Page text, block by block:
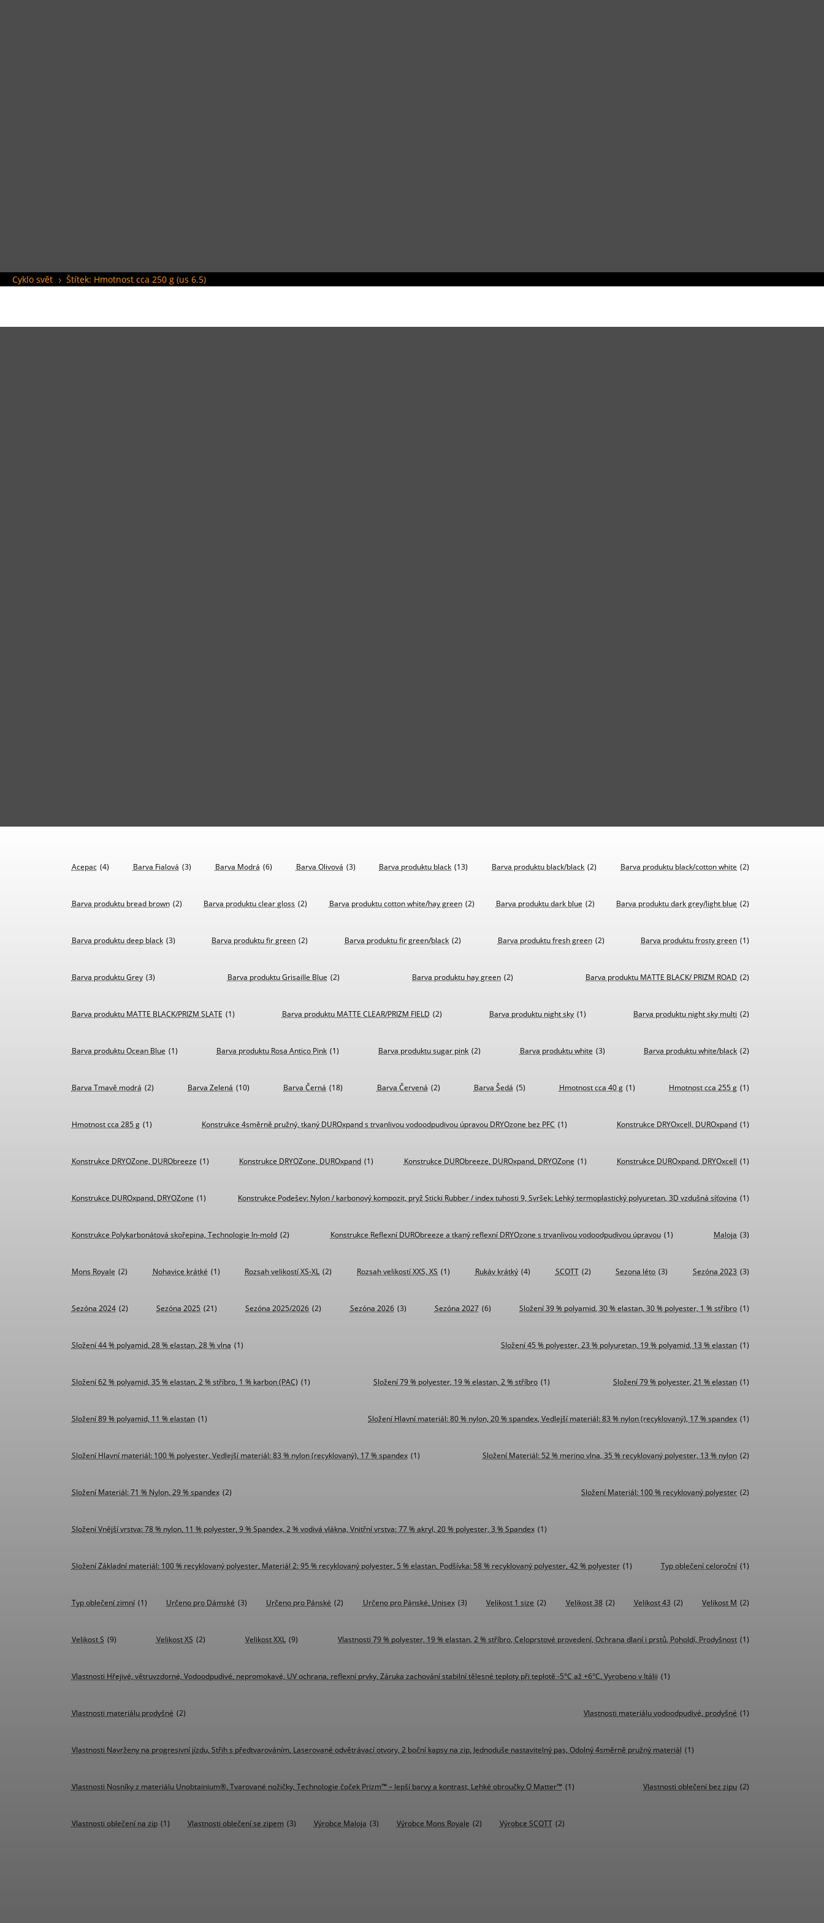
Cyklo svět 5 Štítek: Hmotnost cca 250 g (us 6.5)
Acepac (4) Barva Fialová (3) Barva Modrá (6) Barva Olivová (3) Barva produktu black (13) Barva produktu black/black (2) Barva produktu black/cotton white (2)
Barva produktu bread brown (2) Barva produktu clear gloss (2) Barva produktu cotton white/hay green (2) Barva produktu dark blue (2) Barva produktu dark grey/light blue (2)
Barva produktu deep black (3) Barva produktu fir green (2) Barva produktu fir green/black (2) Barva produktu fresh green (2) Barva produktu frosty green (1)
Barva produktu Grey (3) Barva produktu Grisaille Blue (2) Barva produktu hay green (2) Barva produktu MATTE BLACK/ PRIZM ROAD (2)
Barva produktu MATTE BLACK/PRIZM SLATE (1) Barva produktu MATTE CLEAR/PRIZM FIELD (2) Barva produktu night sky (1) Barva produktu night sky multi (2)
Barva produktu Ocean Blue (1) Barva produktu Rosa Antico Pink (1) Barva produktu sugar pink (2) Barva produktu white (3) Barva produktu white/black (2)
Barva Tmavě modrá (2) Barva Zelená (10) Barva Černá (18) Barva Červená (2) Barva Šedá (5) Hmotnost cca 40 g (1) Hmotnost cca 255 g (1)
Hmotnost cca 285 g (1) Konstrukce 4směrně pružný, tkaný DUROxpand s trvanlivou vodoodpudivou úpravou DRYOzone bez PFC (1) Konstrukce DRYOxcell, DUROxpand (1)
Konstrukce DRYOZone, DURObreeze (1) Konstrukce DRYOZone, DUROxpand (1) Konstrukce DURObreeze, DUROxpand, DRYOZone (1) Konstrukce DUROxpand, DRYOxcell (1)
Konstrukce DUROxpand, DRYOZone (1) Konstrukce Podešev: Nylon / karbonový kompozit, pryž Sticki Rubber / index tuhosti 9, Svršek: Lehký termoplastický polyuretan, 3D vzdušná síťovina (1)
Konstrukce Polykarbonátová skořepina, Technologie In-mold (2) Konstrukce Reflexní DURObreeze a tkaný reflexní DRYOzone s trvanlivou vodoodpudivou úpravou (1) Maloja (3)
Mons Royale (2) Nohavice krátké (1) Rozsah velikostí XS-XL (2) Rozsah velikostí XXS, XS (1) Rukáv krátký (4) SCOTT (2) Sezona léto (3) Sezóna 2023 (3)
Sezóna 2024 (2) Sezóna 2025 (21) Sezóna 2025/2026 (2) Sezóna 2026 (3) Sezóna 2027 (6) Složení 39 % polyamid, 30 % elastan, 30 % polyester, 1 % stříbro (1)
Složení 44 % polyamid, 28 % elastan, 28 % vlna (1) Složení 45 % polyester, 23 % polyuretan, 19 % polyamid, 13 % elastan (1)
Složení 62 % polyamid, 35 % elastan, 2 % stříbro, 1 % karbon (PAC) (1) Složení 79 % polyester, 19 % elastan, 2 % stříbro (1) Složení 79 % polyester, 21 % elastan (1)
Složení 89 % polyamid, 11 % elastan (1) Složení Hlavní materiál: 80 % nylon, 20 % spandex, Vedlejší materiál: 83 % nylon (recyklovaný), 17 % spandex (1)
Složení Hlavní materiál: 100 % polyester, Vedlejší materiál: 83 % nylon (recyklovaný), 17 % spandex (1) Složení Materiál: 52 % merino vlna, 35 % recyklovaný polyester, 13 % nylon (2)
Složení Materiál: 71 % Nylon, 29 % spandex (2) Složení Materiál: 100 % recyklovaný polyester (2)
Složení Vnější vrstva: 78 % nylon, 11 % polyester, 9 % Spandex, 2 % vodivá vlákna, Vnitřní vrstva: 77 % akryl, 20 % polyester, 3 % Spandex (1)
Složení Základní materiál: 100 % recyklovaný polyester, Materiál 2: 95 % recyklovaný polyester, 5 % elastan, Podšívka: 58 % recyklovaný polyester, 42 % polyester (1) Typ oblečení celoroční (1)
Typ oblečení zimní (1) Určeno pro Dámské (3) Určeno pro Pánské (2) Určeno pro Pánské, Unisex (3) Velikost 1 size (2) Velikost 38 (2) Velikost 43 (2) Velikost M (2)
Velikost S (9) Velikost XS (2) Velikost XXL (9) Vlastnosti 79 % polyester, 19 % elastan, 2 % stříbro, Celoprstové provedení, Ochrana dlaní i prstů, Poholdí, Prodyšnost (1)
Vlastnosti Hřejivé, větruvzdorné, Vodoodpudivé, nepromokavé, UV ochrana, reflexní prvky, Záruka zachování stabilní tělesné teploty při teplotě -5°C až +6°C, Vyrobeno v Itálii (1)
Vlastnosti materiálu prodyšné (2) Vlastnosti materiálu vodoodpudivé, prodyšné (1)
Vlastnosti Navrženy na progresivní jízdu, Střih s předtvarováním, Laserované odvětrávací otvory, 2 boční kapsy na zip, Jednoduše nastavitelný pas, Odolný 4směrně pružný materiál (1)
Vlastnosti Nosníky z materiálu Unobtainium®, Tvarované nožičky, Technologie čoček Prizm™ – lepší barvy a kontrast, Lehké obroučky O Matter™ (1) Vlastnosti oblečení bez zipu (2)
Vlastnosti oblečení na zip (1) Vlastnosti oblečení se zipem (3) Výrobce Maloja (3) Výrobce Mons Royale (2) Výrobce SCOTT (2)